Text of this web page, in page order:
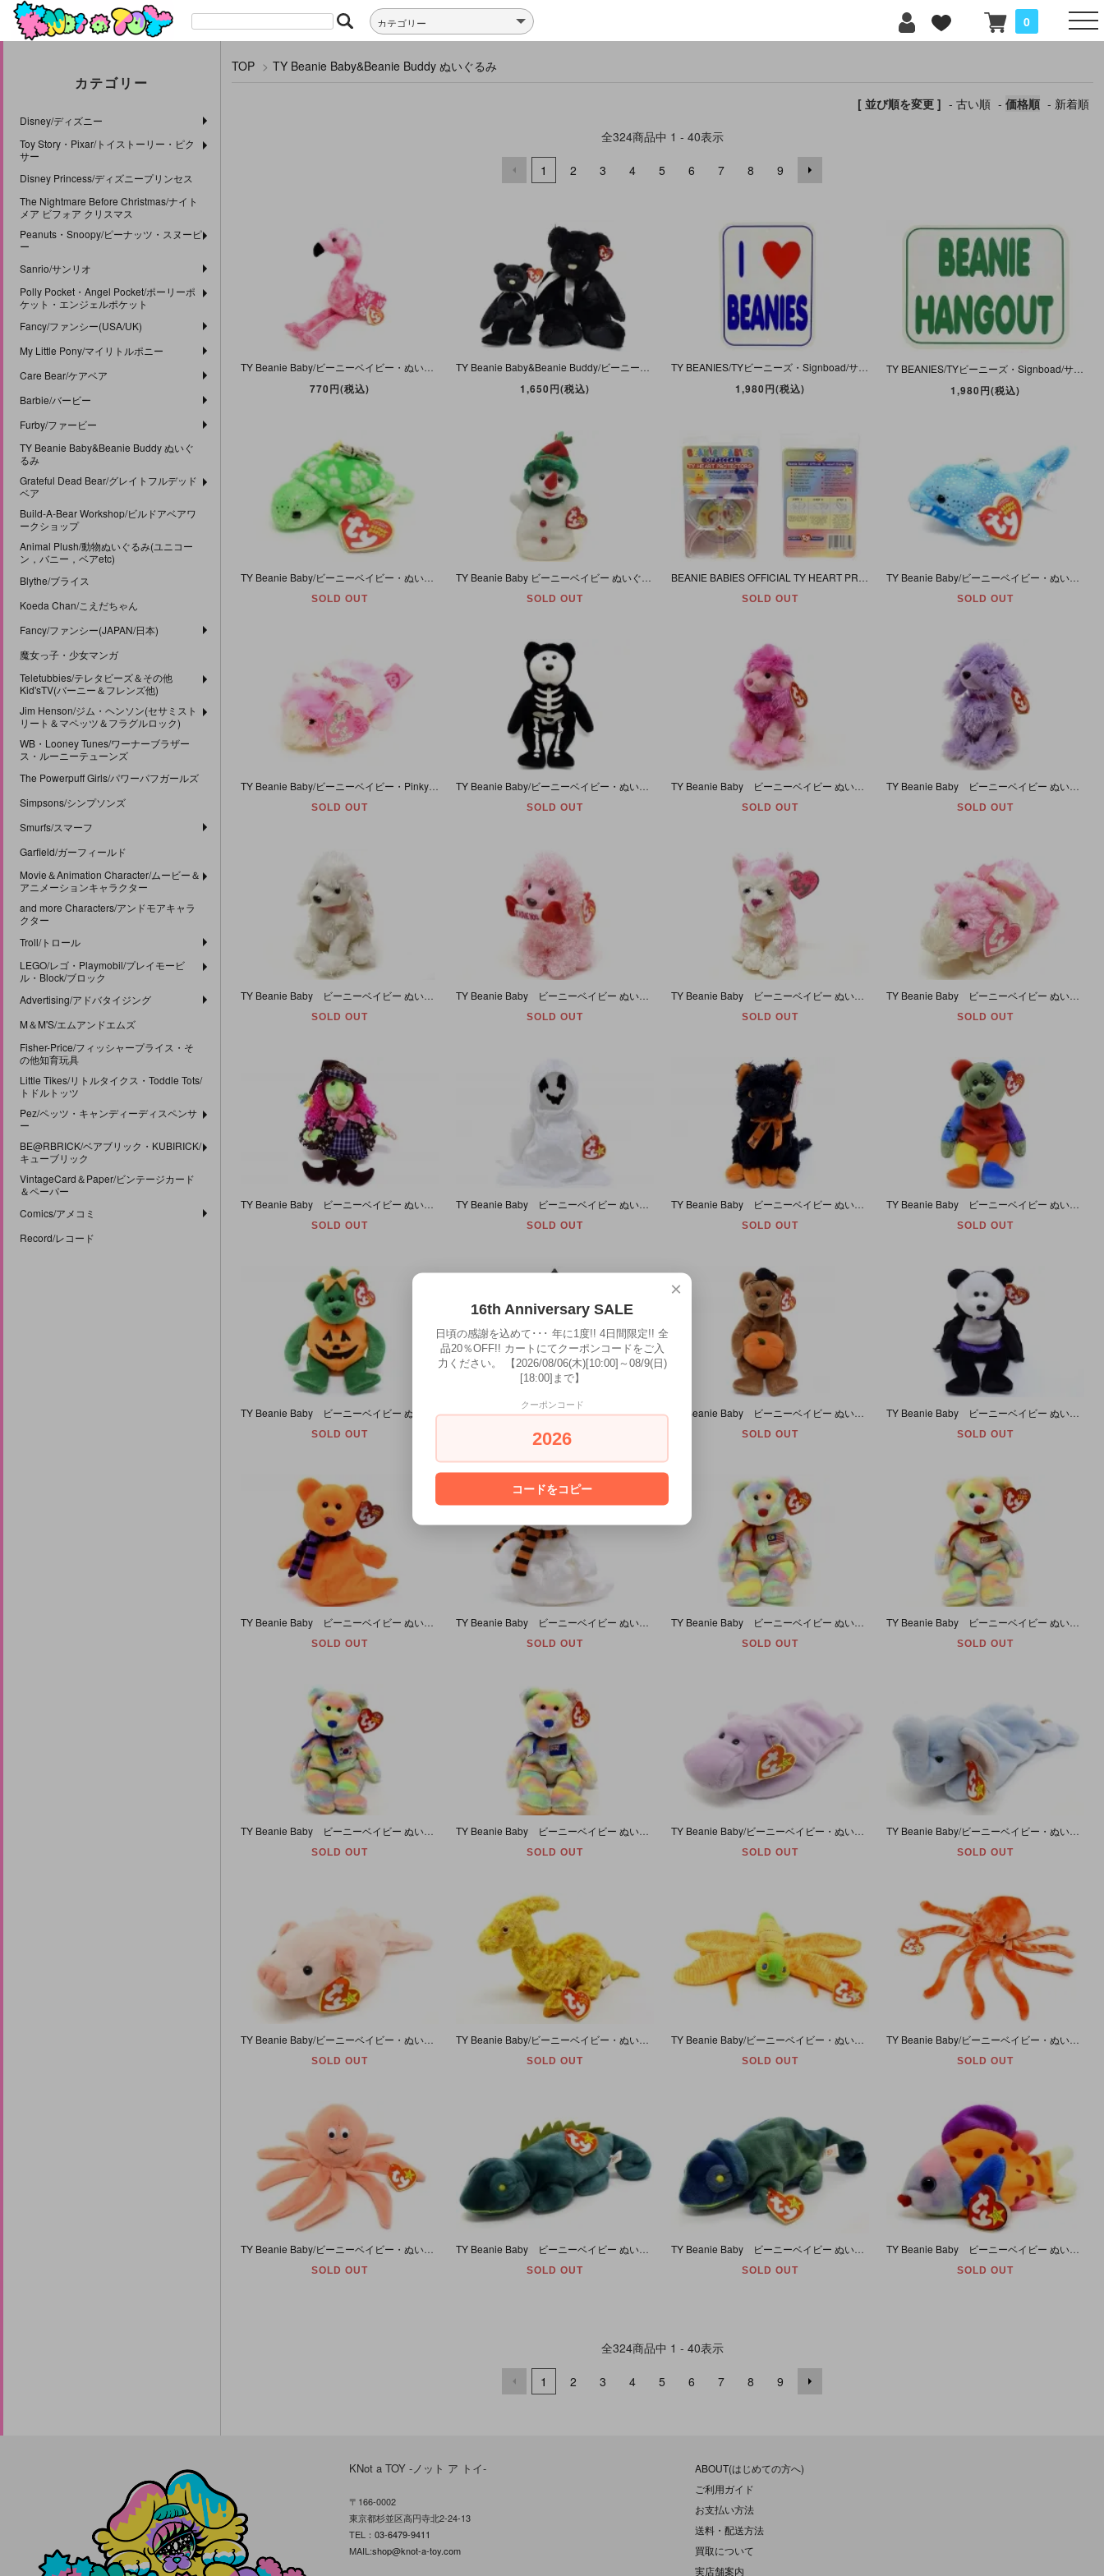
0
カテゴリー
Disney/ディズニー
Toy Story・Pixar/トイストーリー・ピク
サー
Disney Princess/ディズニープリンセス
The Nightmare Before Christmas/ナイト
メア ビフォア クリスマス
Peanuts・Snoopy/ピーナッツ・スヌーピ
ー
Sanrio/サンリオ
Polly Pocket・Angel Pocket/ポーリーポ
ケット・エンジェルポケット
Fancy/ファンシー(USA/UK)
My Little Pony/マイリトルポニー
Care Bear/ケアベア
Barbie/バービー
Furby/ファービー
TY Beanie Baby&Beanie Buddy ぬいぐ
るみ
Grateful Dead Bear/グレイトフルデッド
ベア
Build-A-Bear Workshop/ビルドアベアワ
ークショップ
Animal Plush/動物ぬいぐるみ(ユニコー
ン，バニー，ベアetc)
Blythe/ブライス
Koeda Chan/こえだちゃん
Fancy/ファンシー(JAPAN/日本)
魔女っ子・少女マンガ
Teletubbies/テレタビーズ＆その他
Kid'sTV(バーニー＆フレンズ他)
Jim Henson/ジム・ヘンソン(セサミスト
リート＆マペッツ＆フラグルロック)
WB・Looney Tunes/ワーナーブラザー
ス・ルーニーテューンズ
The Powerpuff Girls/パワーパフガールズ
Simpsons/シンプソンズ
Smurfs/スマーフ
Garfield/ガーフィールド
Movie＆Animation Character/ムービー＆
アニメーションキャラクター
and more Characters/アンドモアキャラ
クター
Troll/トロール
LEGO/レゴ・Playmobil/プレイモービ
ル・Block/ブロック
Advertising/アドバタイジング
M＆M'S/エムアンドエムズ
Fisher-Price/フィッシャープライス・そ
の他知育玩具
Little Tikes/リトルタイクス・Toddle Tots/
トドルトッツ
Pez/ペッツ・キャンディーディスペンサ
ー
BE@RBRICK/ベアブリック・KUBIRICK/
キューブリック
VintageCard＆Paper/ビンテージカード
＆ペーパー
Comics/アメコミ
Record/レコード
TOP > TY Beanie Baby&Beanie Buddy ぬいぐるみ
[ 並び順を変更 ] - 古い順 - 価格順 - 新着順
全324商品中 1 - 40表示
1 2 3 4 5 6 7 8 9
TY Beanie Baby/ビーニーベイビー・ぬいぐるみ・フラミンゴ・Tiki/ティキ・ピンク【誕生日/4月7日】
770円(税込) 1,650円(税込)
TY BEANIES/TYビーニーズ・Signboad/サインボード/看板・I LOVE BEANIES・縦/約29.7cm 横/約22cm
1,980円(税込)
TY BEANIES/TYビーニーズ・Signboad/サインボード/看板・BEANIE HANGOUT・縦/約22cm 横/約29.7cm
1,980円(税込)
TY Beanie Baby/ビーニーベイビー・ぬいぐるみ・カメ・Sunrise/サンライズ・グリーン・キークリップ付き
SOLD OUT SOLD OUT SOLD OUT
TY Beanie Baby/ビーニーベイビー・ぬいぐるみ・イルカ・Docks/ドックス・ブルー・キークリップ付き
SOLD OUT
TY Beanie Baby/ビーニーベイビー・Pinkys・ぬいぐるみ・ハムスター・Rosa/ローザ・ピンク・キークリップ付き
SOLD OUT
TY Beanie Baby/ビーニーベイビー・ぬいぐるみ・クマ・Boneses/ボーネセズ【誕生日/3月3日】Halloween/ハロウィーン/ハロウィン・タグ無し
SOLD OUT
TY Beanie Baby ビーニーベイビー ぬいぐるみ プードル ピンク Ooh-La-La
SOLD OUT
TY Beanie Baby ビーニーベイビー ぬいぐるみ プードル パープル Demure
SOLD OUT
TY Beanie Baby ビーニーベイビー ぬいぐるみ プードル ホワイト L'amore
SOLD OUT
TY Beanie Baby ビーニーベイビー ぬいぐるみ プードル ピンク Pup-In-Love
SOLD OUT
TY Beanie Baby ビーニーベイビー ぬいぐるみ ハスキー ピンク Bonita
SOLD OUT
TY Beanie Baby ビーニーベイビー ぬいぐるみ ハムスター ピンク Rosa
SOLD OUT
TY Beanie Baby ビーニーベイビー ぬいぐるみ 魔女 Scary ［Halloween ハロウィーン ハロウィン］
SOLD OUT
TY Beanie Baby ビーニーベイビー ぬいぐるみ ゴースト Sheets ［Halloween ハロウィーン ハロウィン］
SOLD OUT
TY Beanie Baby ビーニーベイビー ぬいぐるみ 黒猫 Fraidy ［Halloween ハロウィーン ハロウィン］
SOLD OUT
TY Beanie Baby ビーニーベイビー ぬいぐるみ クマ Frankenteddy ［Halloween ハロウィーン ハロウィン］ A
SOLD OUT
SOLD OUT
TY Beanie Baby ビーニーベイビー ぬいぐるみ クマ Decade 衣装付き
SOLD OUT
TY Beanie Baby ビーニーベイビー ぬいぐるみ クマ Hocus クモ ［Halloween ハロウィーン ハロウィン］
SOLD OUT
TY Beanie Baby ビーニーベイビー ぬいぐるみ クマ Count ヴァンパイア 吸血鬼 ［Halloween ハロウィーン ハロウィン］
SOLD OUT
TY Beanie Baby ビーニーベイビー ぬいぐるみ クマ Shivers ゴースト オレンジ ［Halloween ハロウィーン ハロウィン］
SOLD OUT
TY Beanie Baby ビーニーベイビー ぬいぐるみ クマ Quivers ゴースト ホワイト ［Halloween ハロウィーン ハロウィン］
SOLD OUT
TY Beanie Baby ビーニーベイビー ぬいぐるみ クマ (レインボー/マレーシア) Wirabear 【誕生日/8月31日】
SOLD OUT
TY Beanie Baby ビーニーベイビー ぬいぐるみ クマ (レインボー/シンガポール) Singabear 【誕生日/8月9日】
SOLD OUT
TY Beanie Baby ビーニーベイビー ぬいぐるみ クマ (レインボー/韓国) Coreana 【誕生日/10月3日】
SOLD OUT
TY Beanie Baby ビーニーベイビー ぬいぐるみ クマ (レインボー/ニュージーランド) Kiwiana 【誕生日/5月1日】
SOLD OUT
TY Beanie Baby/ビーニーベイビー・ぬいぐるみ・カバ・Happy・ラベンダー【誕生日/2月25日】
SOLD OUT
TY Beanie Baby/ビーニーベイビー・ぬいぐるみ・ゾウ・Peanut・パステルブルー【誕生日/1月25日】
SOLD OUT
TY Beanie Baby/ビーニーベイビー・ぬいぐるみ・ブタ・Squealer・パステルピンク【誕生日/4月23日】
SOLD OUT
TY Beanie Baby/ビーニーベイビー・ぬいぐるみ・ダイナソー/恐竜・Tooter・イエロー【誕生日/4月17日】
SOLD OUT
TY Beanie Baby/ビーニーベイビー・ぬいぐるみ・ホタル・Glow・グリーン×オレンジ【誕生日/1月4日】
SOLD OUT
TY Beanie Baby/ビーニーベイビー・ぬいぐるみ・タコ・Wiggly【誕生日/1月25日】
SOLD OUT
TY Beanie Baby/ビーニーベイビー・ぬいぐるみ・タコ・Inky【誕生日/11月29日】A
SOLD OUT
TY Beanie Baby ビーニーベイビー ぬいぐるみ イグアナ Iggy グリーン 【誕生日/8月12日】
SOLD OUT
TY Beanie Baby ビーニーベイビー ぬいぐるみ カメレオン Rainbow グリーン 【誕生日/10月14日】
SOLD OUT
TY Beanie Baby ビーニーベイビー ぬいぐるみ サカナ Lips 【誕生日/3月15日】
SOLD OUT
全324商品中 1 - 40表示
1 2 3 4 5 6 7 8 9
KNot a TOY -ノット ア トイ-
〒166-0002
東京都杉並区高円寺北2-24-13
TEL：03-6479-9411
MAIL:shop@knot-a-toy.com
ABOUT(はじめての方へ)
ご利用ガイド
お支払い方法
送料・配送方法
買取について
実店舗案内
×
16th Anniversary SALE
日頃の感謝を込めて･･･ 年に1度!! 4日間限定!! 全
品20％OFF!! カートにてクーポンコードをご入
力ください。 【2026/08/06(木)[10:00]～08/9(日)
[18:00]まで】
クーポンコード
2026
コードをコピー